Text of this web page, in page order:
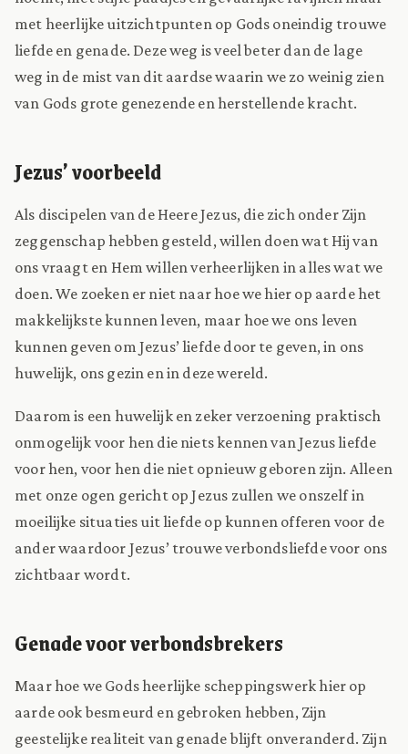
met heerlijke uitzichtpunten op Gods oneindig trouwe
liefde en genade. Deze weg is veel beter dan de lage
weg in de mist van dit aardse waarin we zo weinig zien
van Gods grote genezende en herstellende kracht.
Jezus’ voorbeeld
Als discipelen van de Heere Jezus, die zich onder Zijn
zeggenschap hebben gesteld, willen doen wat Hij van
ons vraagt en Hem willen verheerlijken in alles wat we
doen. We zoeken er niet naar hoe we hier op aarde het
makkelijkste kunnen leven, maar hoe we ons leven
kunnen geven om Jezus’ liefde door te geven, in ons
huwelijk, ons gezin en in deze wereld.
Daarom is een huwelijk en zeker verzoening praktisch
onmogelijk voor hen die niets kennen van Jezus liefde
voor hen, voor hen die niet opnieuw geboren zijn. Alleen
met onze ogen gericht op Jezus zullen we onszelf in
moeilijke situaties uit liefde op kunnen offeren voor de
ander waardoor Jezus’ trouwe verbondsliefde voor ons
zichtbaar wordt.
Genade voor verbondsbrekers
Maar hoe we Gods heerlijke scheppingswerk hier op
aarde ook besmeurd en gebroken hebben, Zijn
geestelijke realiteit van genade blijft onveranderd. Zijn